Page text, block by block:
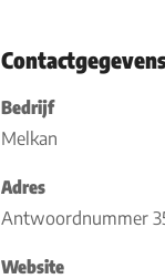
Bedrijf
Melkan
Adres
Antwoordnummer
Website